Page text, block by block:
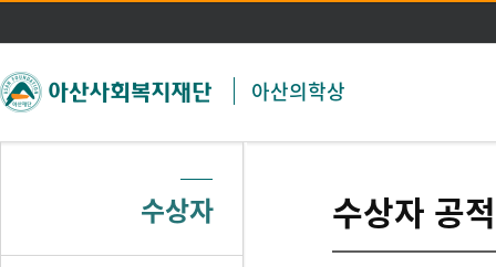
주메뉴 바로가기
본문 바로가기
아산의학상
수상자 수상자 공